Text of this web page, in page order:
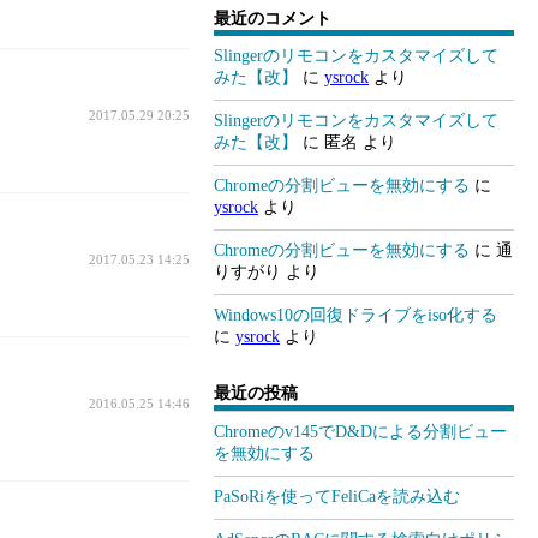
2017.05.29 20:25
2017.05.23 14:25
2016.05.25 14:46
最近のコメント
Slingerのリモコンをカスタマイズして
みた【改】
に ysrock より
Slingerのリモコンをカスタマイズして
みた【改】
に 匿名 より
Chromeの分割ビューを無効にする に
ysrock より
Chromeの分割ビューを無効にする に 通
りすがり より
Windows10の回復ドライブをiso化する
に ysrock より
最近の投稿
Chromeのv145でD&Dによる分割ビュー
を無効にする
PaSoRiを使ってFeliCaを読み込む